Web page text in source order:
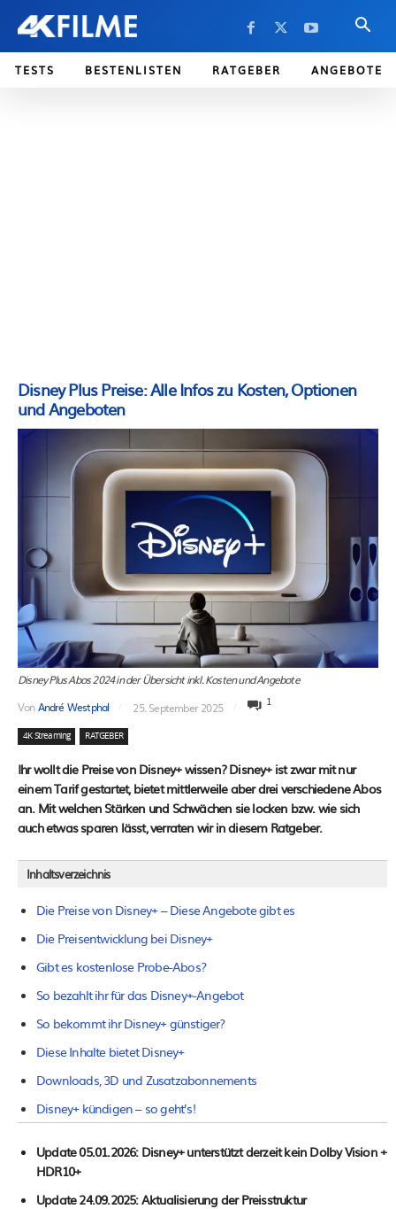
TESTS BESTENLISTEN RATGEBER ANGEBOTE
Disney Plus Preise: Alle Infos zu Kosten, Optionen
und Angeboten
Disney Plus Abos 2024 in der Übersicht inkl. Kosten und Angebote
VonAndré Westphal 25. September 2025 1
4K Streaming RATGEBER
Ihr wollt die Preise von Disney+ wissen? Disney+ ist zwar mit nur
einem Tarif gestartet, bietet mittlerweile aber drei verschiedene Abos
an. Mit welchen Stärken und Schwächen sie locken bzw. wie sich
auch etwas sparen lässt, verraten wir in diesem Ratgeber.
Inhaltsverzeichnis
Die Preise von Disney+ – Diese Angebote gibt es
Die Preisentwicklung bei Disney+
Gibt es kostenlose Probe-Abos?
So bezahlt ihr für das Disney+-Angebot
So bekommt ihr Disney+ günstiger?
Diese Inhalte bietet Disney+
Downloads, 3D und Zusatzabonnements
Disney+ kündigen – so geht’s!
Update 05.01.2026: Disney+ unterstützt derzeit kein Dolby Vision +
HDR10+
Update 24.09.2025: Aktualisierung der Preisstruktur